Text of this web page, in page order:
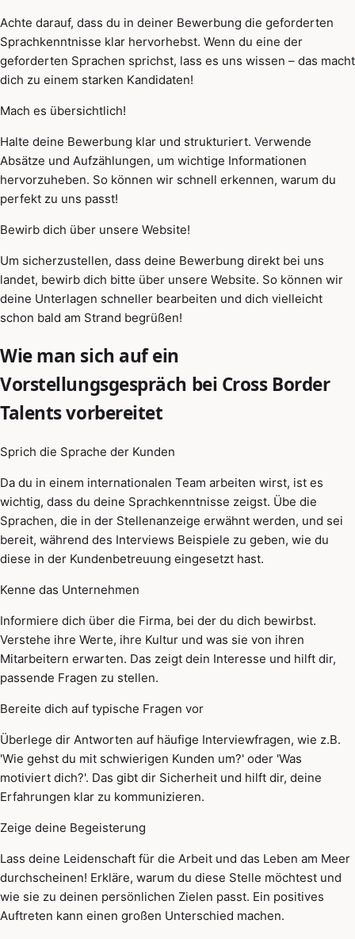
Achte darauf, dass du in deiner Bewerbung die geforderten
Sprachkenntnisse klar hervorhebst. Wenn du eine der
geforderten Sprachen sprichst, lass es uns wissen – das macht
dich zu einem starken Kandidaten!
Mach es übersichtlich!
Halte deine Bewerbung klar und strukturiert. Verwende
Absätze und Aufzählungen, um wichtige Informationen
hervorzuheben. So können wir schnell erkennen, warum du
perfekt zu uns passt!
Bewirb dich über unsere Website!
Um sicherzustellen, dass deine Bewerbung direkt bei uns
landet, bewirb dich bitte über unsere Website. So können wir
deine Unterlagen schneller bearbeiten und dich vielleicht
schon bald am Strand begrüßen!
Wie man sich auf ein
Vorstellungsgespräch bei Cross Border
Talents vorbereitet
Sprich die Sprache der Kunden
Da du in einem internationalen Team arbeiten wirst, ist es
wichtig, dass du deine Sprachkenntnisse zeigst. Übe die
Sprachen, die in der Stellenanzeige erwähnt werden, und sei
bereit, während des Interviews Beispiele zu geben, wie du
diese in der Kundenbetreuung eingesetzt hast.
Kenne das Unternehmen
Informiere dich über die Firma, bei der du dich bewirbst.
Verstehe ihre Werte, ihre Kultur und was sie von ihren
Mitarbeitern erwarten. Das zeigt dein Interesse und hilft dir,
passende Fragen zu stellen.
Bereite dich auf typische Fragen vor
Überlege dir Antworten auf häufige Interviewfragen, wie z.B.
'Wie gehst du mit schwierigen Kunden um?' oder 'Was
motiviert dich?'. Das gibt dir Sicherheit und hilft dir, deine
Erfahrungen klar zu kommunizieren.
Zeige deine Begeisterung
Lass deine Leidenschaft für die Arbeit und das Leben am Meer
durchscheinen! Erkläre, warum du diese Stelle möchtest und
wie sie zu deinen persönlichen Zielen passt. Ein positives
Auftreten kann einen großen Unterschied machen.